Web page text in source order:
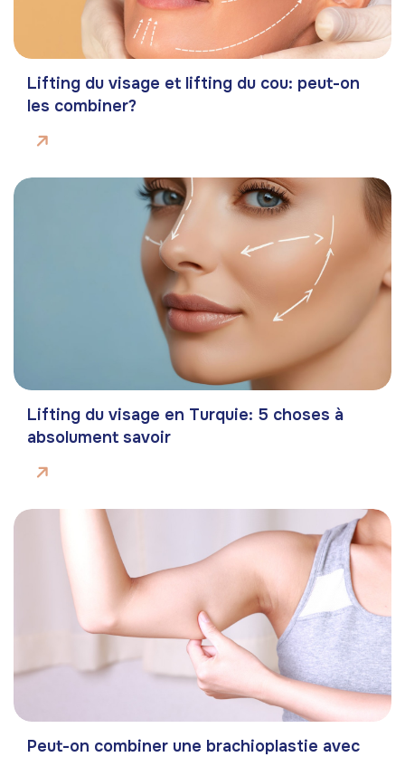
Lifting du visage et lifting du cou: peut-on
les combiner?
Lifting du visage en Turquie: 5 choses à
absolument savoir
Peut-on combiner une brachioplastie avec